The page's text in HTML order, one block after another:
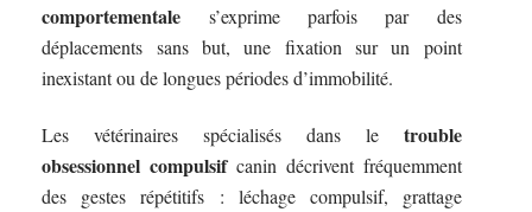
comportementale s’exprime parfois par des
déplacements sans but, une fixation sur un point
inexistant ou de longues périodes d’immobilité.
Les vétérinaires spécialisés dans le trouble
obsessionnel compulsifcanin décrivent fréquemment
des gestes répétitifs : léchage compulsif, grattage